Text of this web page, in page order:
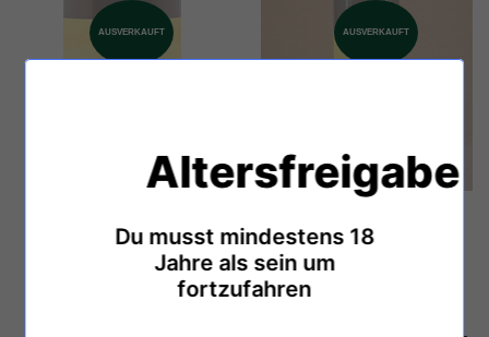
AUSVERKAUFT AUSVERKAUFT
Altersfreigabe
Du musst mindestens 18
Jahre als sein um
fortzufahren